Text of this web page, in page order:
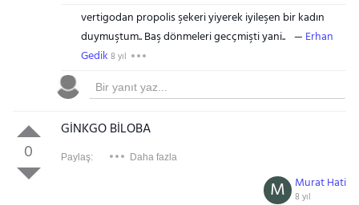
vertigodan propolis şekeri yiyerek iyileşen bir kadın
duymuştum.. Baş dönmeleri gecçmişti yani..
Erhan
Gedik 8 yıl
0
GİNKGO BİLOBA
Paylaş: Daha fazla
Murat Hati
8 yıl
M